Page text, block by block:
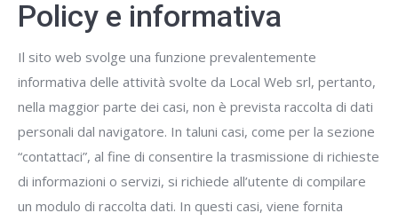
Policy e informativa
Il sito web svolge una funzione prevalentemente
informativa delle attività svolte da Local Web srl, pertanto,
nella maggior parte dei casi, non è prevista raccolta di dati
personali dal navigatore. In taluni casi, come per la sezione
“contattaci”, al fine di consentire la trasmissione di richieste
di informazioni o servizi, si richiede all’utente di compilare
un modulo di raccolta dati. In questi casi, viene fornita